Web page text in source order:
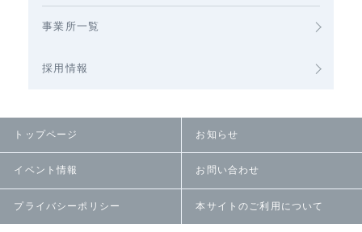
事業所一覧
採用情報
トップページ お知らせ
イベント情報 お問い合わせ
プライバシーポリシー 本サイトのご利用について